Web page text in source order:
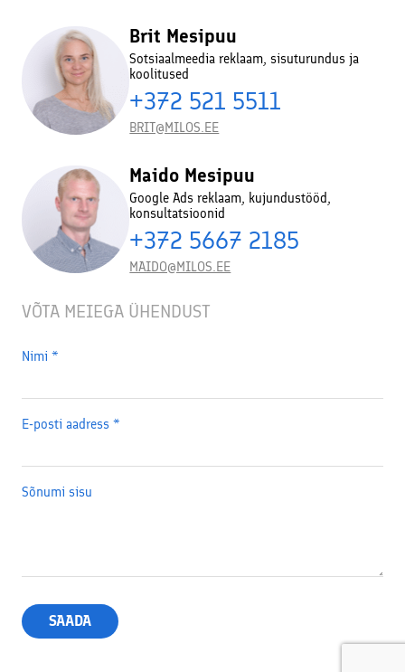
Brit Mesipuu
Sotsiaalmeedia reklaam, sisuturundus ja
koolitused
+372 521 5511
BRIT@MILOS.EE
Maido Mesipuu
Google Ads reklaam, kujundustööd,
konsultatsioonid
+372 5667 2185
MAIDO@MILOS.EE
VÕTA MEIEGA ÜHENDUST
Nimi *
E-posti aadress *
Sõnumi sisu
SAADA